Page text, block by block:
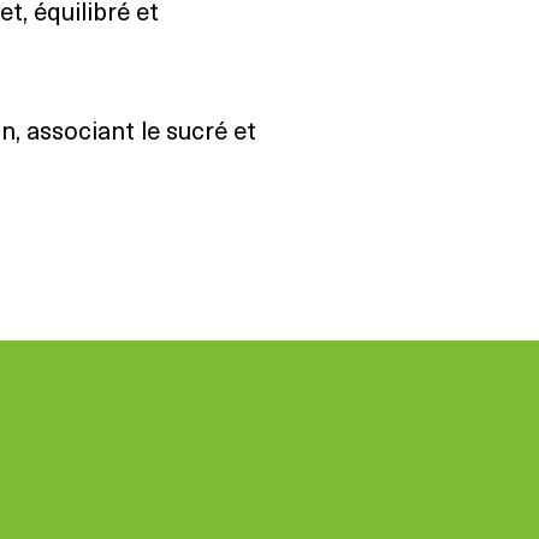
équilibré et
associant le sucré et